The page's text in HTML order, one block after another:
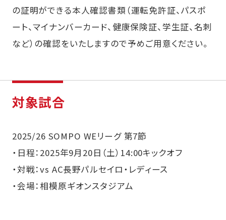
の証明ができる本人確認書類（運転免許証、パスポ
ート、マイナンバーカード、健康保険証、学生証、名刺
など）の確認をいたしますので予めご用意ください。
対象試合
2025/26 SOMPO WEリーグ 第7節
・日程：2025年9月20日（土）14:00キックオフ
・対戦：vs AC長野パルセイロ・レディース
・会場：相模原ギオンスタジアム